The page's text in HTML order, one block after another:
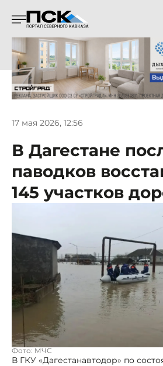
17 мая 2026, 12:56
В Дагестане
паводков
145 участков
Фото: МЧС
В ГКУ «Дагестанавтодор» по